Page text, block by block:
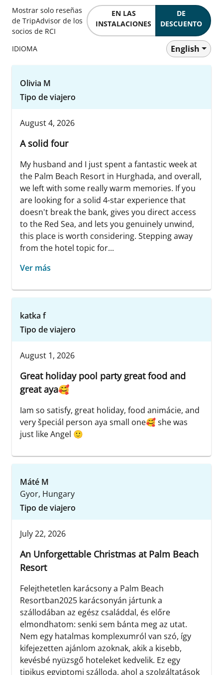
Mostrar solo reseñas
de TripAdvisor de los
socios de RCI
EN LAS
INSTALACIONES
DE
DESCUENTO
IDIOMA English
Olivia M
Tipo de viajero
August 4, 2026
A solid four
My husband and I just spent a fantastic week at
the Palm Beach Resort in Hurghada, and overall,
we left with some really warm memories. If you
are looking for a solid 4-star experience that
doesn't break the bank, gives you direct access
to the Red Sea, and lets you genuinely unwind,
this place is worth considering. Stepping away
from the hotel topic for...
Ver más
katka f
Tipo de viajero
August 1, 2026
Great holiday pool party great food and
great aya🥰
Iam so satisfy, great holiday, food animácie, and
very špeciál person aya small one🥰 she was
just like Angel 🙂
Máté M
Gyor, Hungary
Tipo de viajero
July 22, 2026
An Unforgettable Christmas at Palm Beach
Resort
Felejthetetlen karácsony a Palm Beach
Resortban ​2025 karácsonyán jártunk a
szállodában az egész családdal, és előre
elmondhatom: senki sem bánta meg az utat. ​
Nem egy hatalmas komplexumról van szó, így
kifejezetten ajánlom azoknak, akik a kisebb,
kevésbé nyüzsgő hoteleket kedvelik. Ez egy
tipikus egyiptomi szálloda, ahol a szolgáltatások